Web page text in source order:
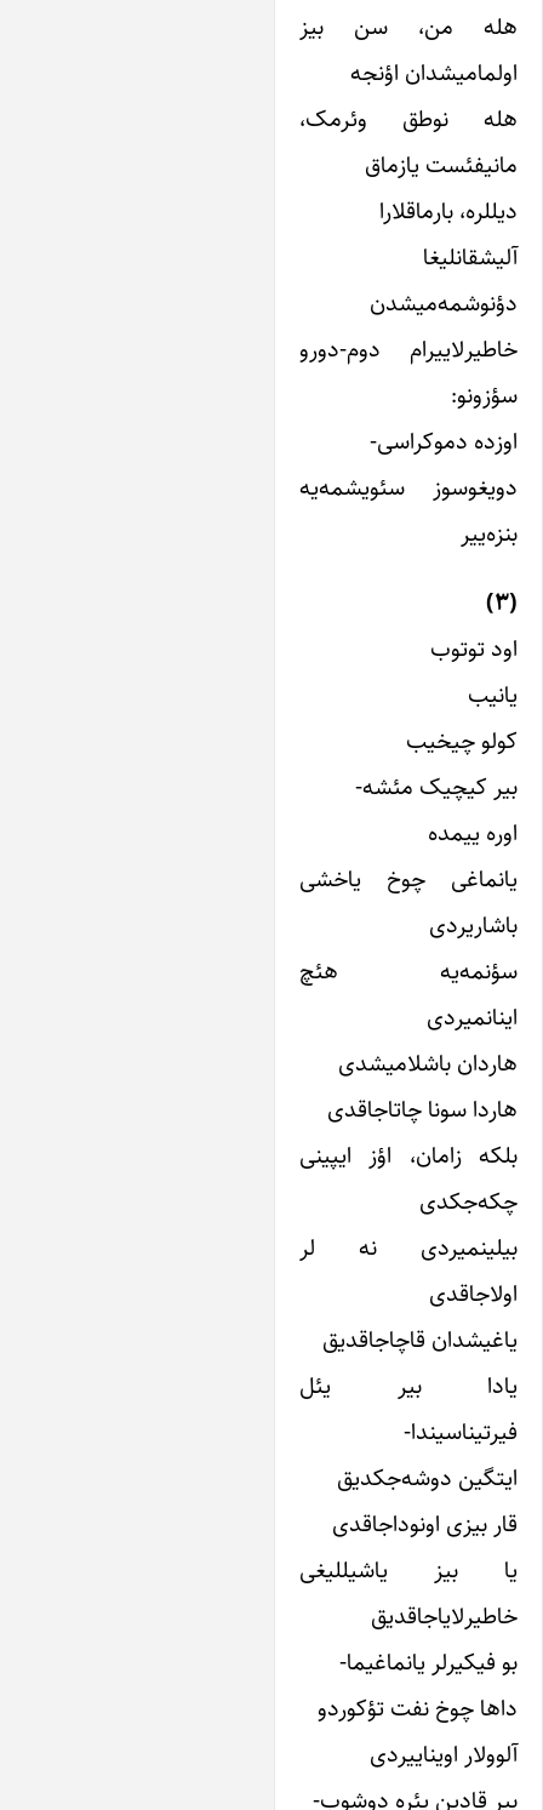
من، سن بیز
اؤنجه
نوطق وئرمک،
یازماق
بارماقلارا
دوم-دورو
دموکراسی-
سئویشمه‌یه
توتوب
چیخیب
کیچیک مئشه-
ییمده
چوخ یاخشی
هئچ
باشلامیشدی
سونا چاتاجاقدی
زامان، اؤز ایپینی
نه لر
قاچاجاقدیق
بیر یئل
دوشه‌جکدیق
بیزی اونوداجاقدی
بیز یاشیللیغی
فیکیرلر یانماغیما-
چوخ نفت تؤکوردو
اویناییردی
قادین یئره دوشوب-